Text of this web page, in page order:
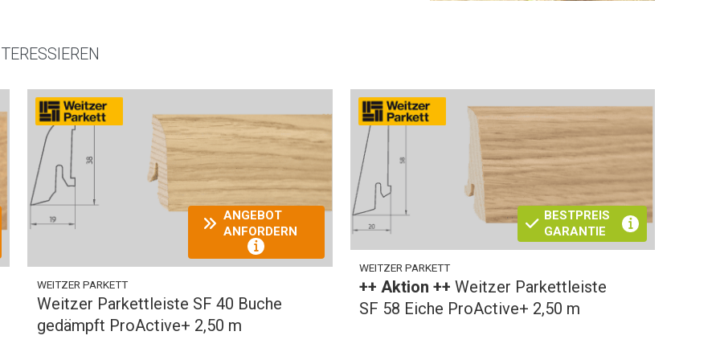
ANGEBOT
ANFORDERN
WEITZER PARKETT
Weitzer Parkettleiste SF 40 Buche
gedämpft ProActive+ 2,50 m
BESTPREIS
GARANTIE
WEITZER PARKETT
++ Aktion ++Weitzer Parkettleiste
SF 58 Eiche ProActive+ 2,50 m